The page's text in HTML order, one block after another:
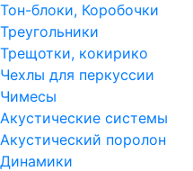
Тон-блоки, Коробочки
Треугольники
Трещотки, кокирико
Чехлы для перкуссии
Чимесы
Акустические системы
Акустический поролон
Динамики